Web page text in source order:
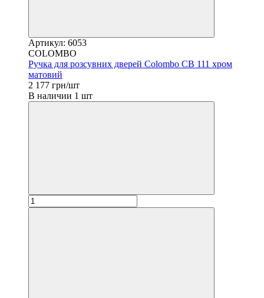
Артикул: 6053
COLOMBO
Ручка для розсувних дверей Colombo CB 111 хром
матовий
2 177 грн/шт
В наличии 1 шт